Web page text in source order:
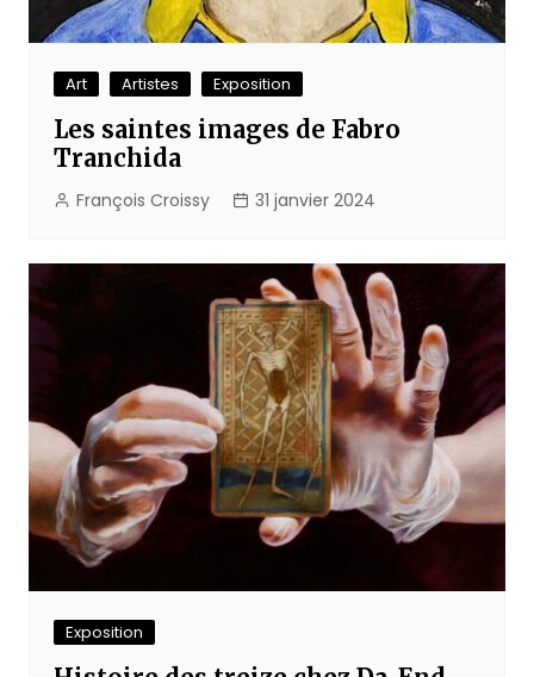
Art Artistes Exposition
Les saintes images de Fabro
Tranchida
François Croissy 31 janvier 2024
Exposition